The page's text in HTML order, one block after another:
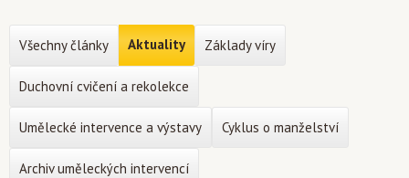
Všechny články Aktuality Základy víry
Duchovní cvičení a rekolekce
Umělecké intervence a výstavy Cyklus o manželství
Archiv uměleckých intervencí